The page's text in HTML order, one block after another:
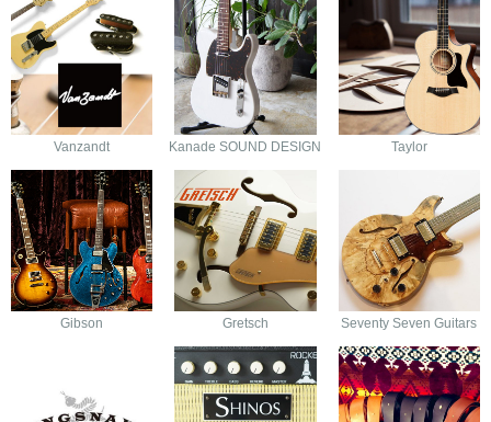
Vanzandt Kanade SOUND DESIGN Taylor
Gibson Gretsch Seventy Seven Guitars